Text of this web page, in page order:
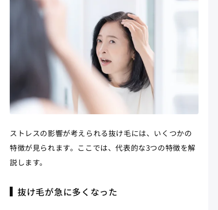
ストレスの影響が考えられる抜け毛には、いくつかの
特徴が見られます。ここでは、代表的な3つの特徴を解
説します。
抜け毛が急に多くなった